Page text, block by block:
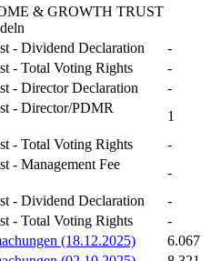
& GROWTH TRUST
- Dividend Declaration
-
- Total Voting Rights
-
- Director Declaration
-
- Director/PDMR
1
- Total Voting Rights
-
- Management Fee
-
- Dividend Declaration
-
- Total Voting Rights
-
(18.12.2025)
6.067